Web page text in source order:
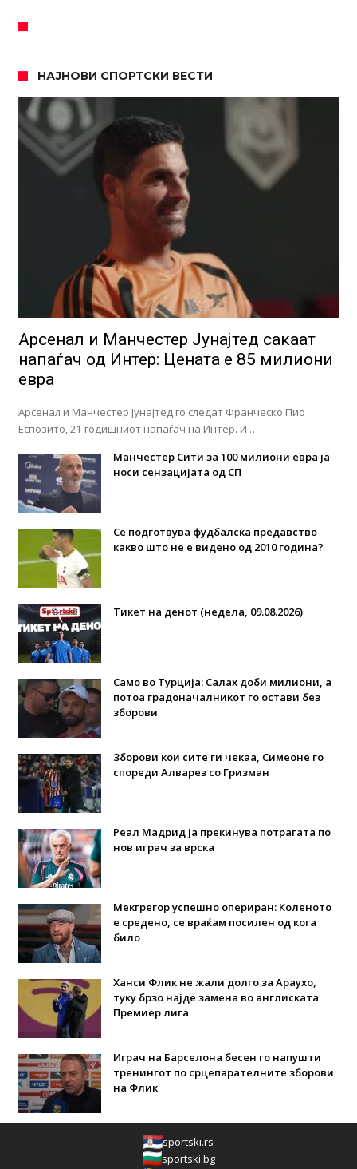
НАЈНОВИ СПОРТСКИ ВЕСТИ
Арсенал и Манчестер Јунајтед сакаат
напаѓач од Интер: Цената е 85 милиони
евра
Арсенал и Манчестер Јунајтед го следат Франческо Пио
Еспозито, 21-годишниот напаѓач на Интер. И …
Манчестер Сити за 100 милиони евра ја
носи сензацијата од СП
Се подготвува фудбалска предавство
какво што не е видено од 2010 година?
Тикет на денот (недела, 09.08.2026)
Само во Турција: Салах доби милиони, а
потоа градоначалникот го остави без
зборови
Зборови кои сите ги чекаа, Симеоне го
спореди Алварез со Гризман
Реал Мадрид ја прекинува потрагата по
нов играч за врска
Мекгрегор успешно опериран: Коленото
е средено, се враќам посилен од кога
било
Ханси Флик не жали долго за Араухо,
туку брзо најде замена во англиската
Премиер лига
Играч на Барселона бесен го напушти
тренингот по срцепарателните зборови
на Флик
sportski.rs
sportski.bg